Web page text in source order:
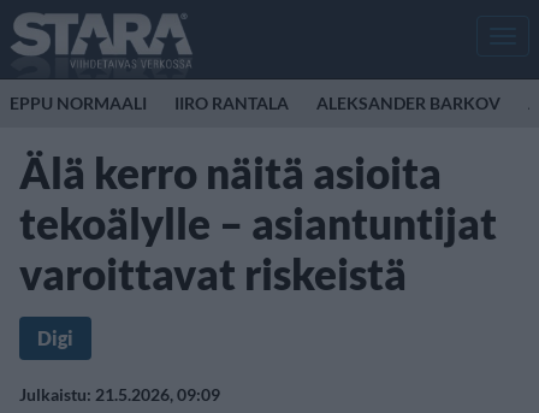
EPPU NORMAALI IIRO RANTALA ALEKSANDER BARKOV
Älä kerro näitä asioita
tekoälylle – asiantuntijat
varoittavat riskeistä
Digi
Julkaistu: 21.5.2026, 09:09